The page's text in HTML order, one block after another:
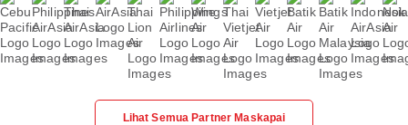
Lihat Semua Partner Maskapai